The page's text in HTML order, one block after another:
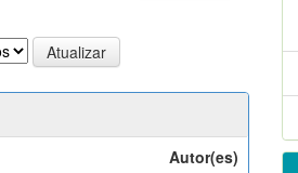
Autor(es)